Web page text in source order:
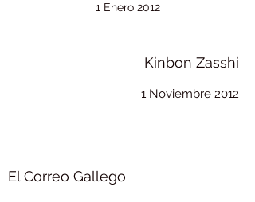
1 Enero 2012
Kinbon Zasshi
1 Noviembre 2012
El Correo Gallego